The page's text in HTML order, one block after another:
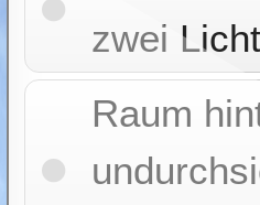
zwei
Raum